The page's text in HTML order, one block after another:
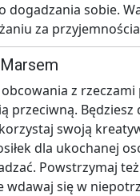
sobie.
za
z
przeciwną.
swoją
dla ukochanej
Powstrzymaj
wdawaj się w